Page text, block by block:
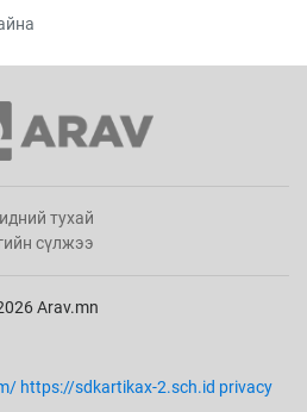
тухай
сүлжээ
Arav.mn
https://sdkartikax-2.sch.id privacy